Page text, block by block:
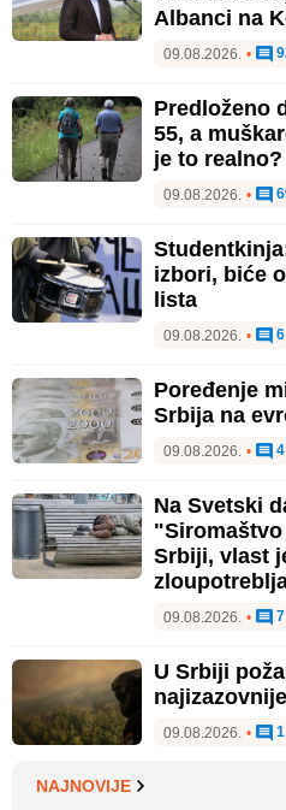
Albanci na
09.08.2026. •
Predloženo
55, a
je to realno?
09.08.2026. •
izbori, biće
lista
09.08.2026. • 6
Poređenje
Srbija na
09.08.2026. • 4
Na Svetski
Srbiji, vlast
09.08.2026. • 7
U Srbiji
09.08.2026. • 1
NAJNOVIJE